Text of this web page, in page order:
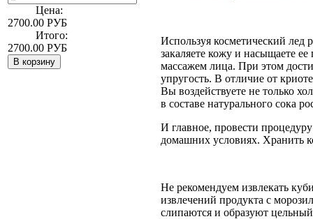
Цена:
2700.00 РУБ
Итого:
2700.00 РУБ
Используя косметический
закаляете кожу и насыщаете
массажем лица. При этом
упругость. В отличие от
Вы воздействуете не только
в составе натурального сока
И главное, провести
домашних условиях. Хранить
Не рекомендуем извлекать
извлечений продукта с
слипаются и образуют